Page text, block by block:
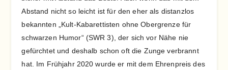
Abstand nicht so leicht ist für den eher als distanzlos
bekannten „Kult-Kabarettisten ohne Obergrenze für
schwarzen Humor“ (SWR 3), der sich vor Nähe nie
gefürchtet und deshalb schon oft die Zunge verbrannt
hat. Im Frühjahr 2020 wurde er mit dem Ehrenpreis des